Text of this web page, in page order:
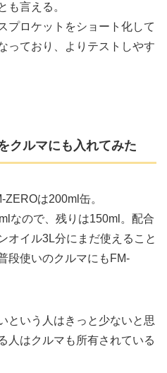
も言える。
プロケットをショート化して
っており、よりテストしやす
クルマにも入れてみた
は200ml缶。
なので、残りは150ml。配合
オイル3L分にまだ使えること
使いのクルマにもFM-
という人はきっと少ないと思
人はクルマも所有されている